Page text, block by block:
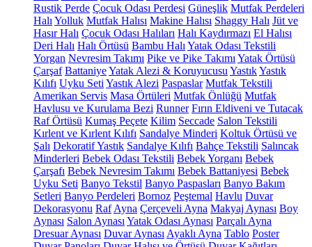
Rustik Perde Çocuk Odası Perdesi Güneşlik Mutfak Perdeleri
Halı Yolluk Mutfak Halısı Makine Halısı Shaggy Halı Jüt ve
Hasır Halı Çocuk Odası Halıları Halı Kaydırmazı El Halısı
Deri Halı Halı Örtüsü Bambu Halı Yatak Odası Tekstili
Yorgan Nevresim Takımı Pike ve Pike Takımı Yatak Örtüsü
Çarşaf BattaniyeYatak Alezi & Koruyucusu YastıkYastık
Kılıfı Uyku Seti Yastık Alezi Paspaslar Mutfak Tekstili
Amerikan Servis Masa Örtüleri Mutfak Önlüğü Mutfak
Havlusu ve Kurulama Bezi Runner Fırın Eldiveni ve Tutacak
Raf Örtüsü Kumaş Peçete Kilim Seccade Salon Tekstili
Kırlent ve Kırlent Kılıfı Sandalye Minderi Koltuk Örtüsü ve
Şalı Dekoratif Yastık Sandalye Kılıfı Bahçe Tekstili Salıncak
Minderleri Bebek Odası Tekstili Bebek Yorganı Bebek
Çarşafı Bebek Nevresim Takımı Bebek Battaniyesi Bebek
Uyku Seti Banyo Tekstil Banyo Paspasları Banyo Bakım
Setleri Banyo Perdeleri Bornoz Peştemal Havlu Duvar
Dekorasyonu Raf Ayna Çerçeveli Ayna Makyaj Aynası Boy
Aynası Salon Aynası Yatak Odası Aynası Parçalı Ayna
Dresuar Aynası Duvar Aynası Ayaklı Ayna Tablo Poster